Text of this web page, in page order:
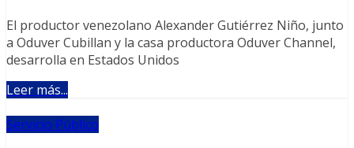
El productor venezolano Alexander Gutiérrez Niño, junto
a Oduver Cubillan y la casa productora Oduver Channel,
desarrolla en Estados Unidos
Leer más...
Servicio Público